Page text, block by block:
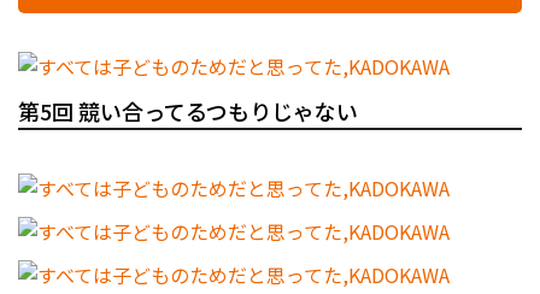
第5回 競い合ってるつもりじゃない